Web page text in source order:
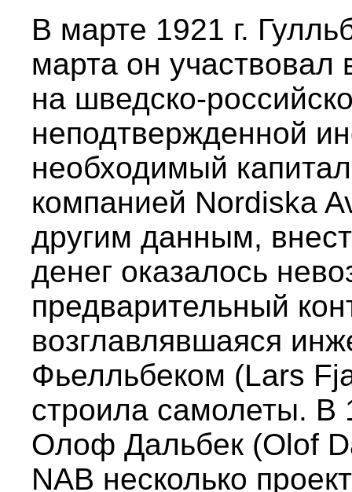
В марте 1921 г.
марта он участвовал
на шведско-
неподтвержденной
необходимый
компанией Nordiska
другим данным,
денег оказалось
предварительный
возглавлявшаяся
Фьелльбеком (Lars
строила самолеты. В
Олоф Дальбек (Olof
NAB несколько